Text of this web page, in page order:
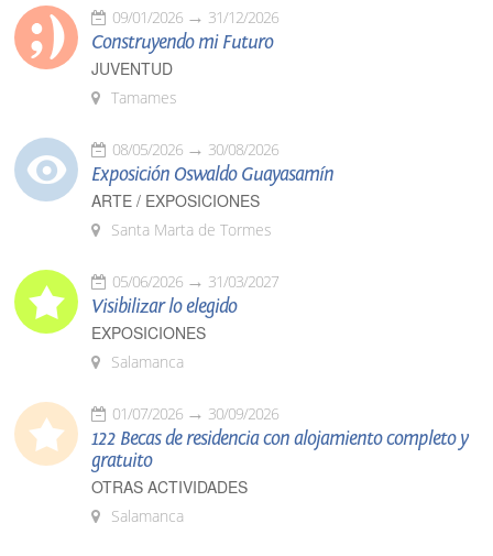
09/01/2026 31/12/2026
Construyendo mi Futuro
JUVENTUD
Tamames
08/05/2026 30/08/2026
Exposición Oswaldo Guayasamín
ARTE / EXPOSICIONES
Santa Marta de Tormes
05/06/2026 31/03/2027
Visibilizar lo elegido
EXPOSICIONES
Salamanca
01/07/2026 30/09/2026
122 Becas de residencia con alojamiento completo y
gratuito
OTRAS ACTIVIDADES
Salamanca